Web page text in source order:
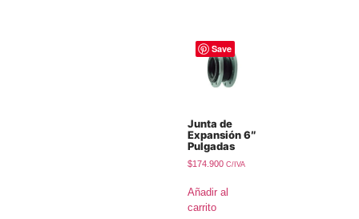
Save
Junta de
Expansión 6″
Pulgadas
$174.900 C/IVA
Añadir al
carrito